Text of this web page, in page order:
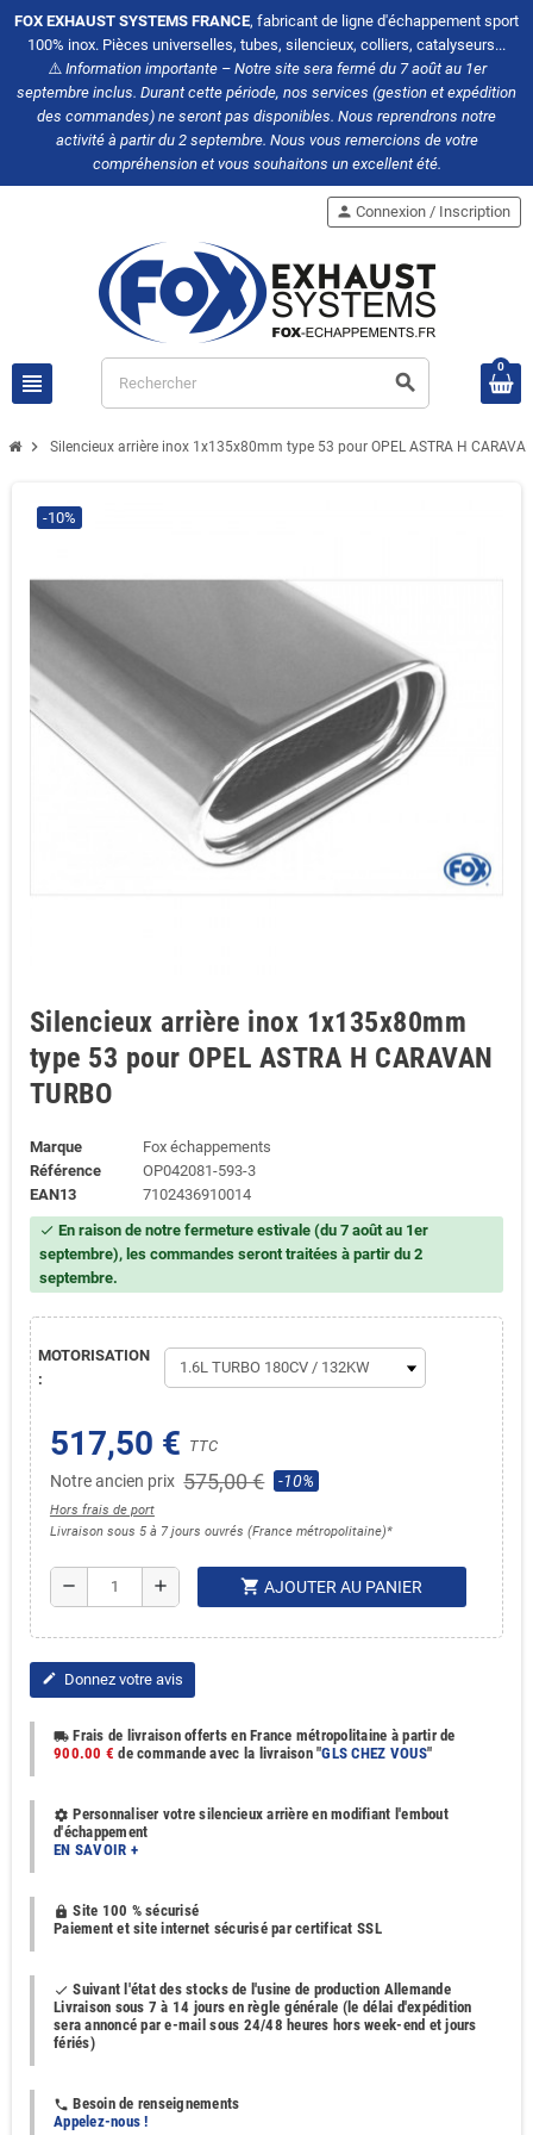
FOX EXHAUST SYSTEMS FRANCE, fabricant de ligne d'échappement sport
100% inox. Pièces universelles, tubes, silencieux, colliers, catalyseurs...
⚠️Information importante – Notre site sera fermé du 7 août au 1er
septembre inclus. Durant cette période, nos services (gestion et expédition
des commandes) ne seront pas disponibles. Nous reprendrons notre
activité à partir du 2 septembre. Nous vous remercions de votre
compréhension et vous souhaitons un excellent été.
view_headline search
person Connexion / Inscription
0
chevron_right Silencieux arrière inox 1x135x80mm type 53 pour OPEL ASTRA H
-10%
Silencieux arrière inox 1x135x80mm
type 53 pour OPEL ASTRA H CARAVAN
TURBO
Marque
Fox échappements
Référence
OP042081-593-3
EAN13
7102436910014
check En raison de notre fermeture estivale (du 7 août au 1er
septembre), les commandes seront traitées à partir du 2
septembre.
MOTORISATION
:
517,50 € TTC
Notre ancien prix 575,00 € -10%
Hors frais de port
Livraison sous 5 à 7 jours ouvrés (France métropolitaine)*
remove add shopping_cart AJOUTER AU PANIER
edit Donnez votre avis
local_shipping Frais de livraison offerts en France métropolitaine à partir de
900.00 € de commande avec la livraison "GLS CHEZ VOUS"
settings Personnaliser votre silencieux arrière en modifiant l'embout
d'échappement
EN SAVOIR +
https Site 100 % sécurisé
Paiement et site internet sécurisé par certificat SSL
done Suivant l'état des stocks de l'usine de production Allemande
Livraison sous 7 à 14 jours en règle générale (le délai d'expédition
sera annoncé par e-mail sous 24/48 heures hors week-end et jours
fériés)
phone Besoin de renseignements
Appelez-nous !